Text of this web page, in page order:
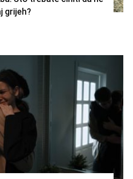
grijeh?